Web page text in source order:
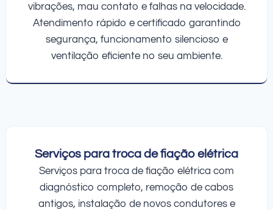
vibrações, mau contato e falhas na velocidade.
Atendimento rápido e certificado garantindo
segurança, funcionamento silencioso e
ventilação eficiente no seu ambiente.
Serviços para troca de fiação elétrica
Serviços para troca de fiação elétrica com
diagnóstico completo, remoção de cabos
antigos, instalação de novos condutores e